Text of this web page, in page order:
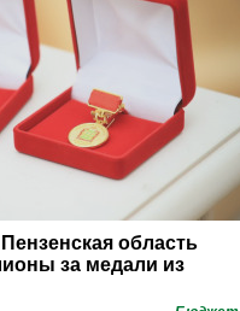
область
за медали из